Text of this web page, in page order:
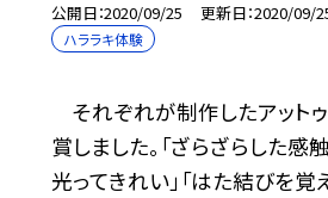
公開日 2020/09/25 更新日 2020/09/
ハララキ体験
それぞれが制作したアット
賞しました。「ざらざらした感
光ってきれい」「はた結びを覚